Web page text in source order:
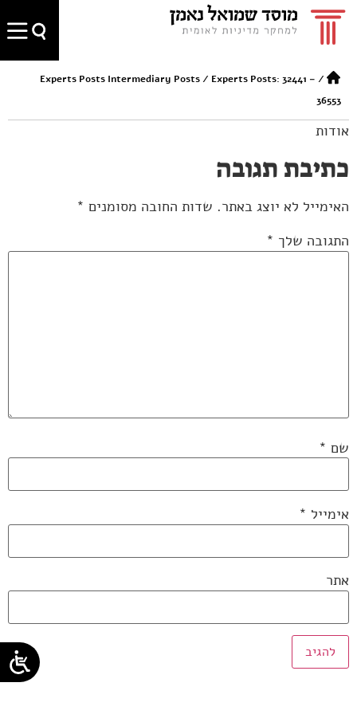
/
Experts Posts Intermediary Posts/ Experts Posts: 32441 –
36553
אודות
כתיבת תגובה
האימייל לא יוצג באתר. שדות החובה מסומנים *
התגובה שלך *
שם *
אימייל *
אתר